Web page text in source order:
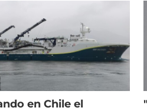
en Chile el